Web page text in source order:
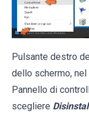
Pulsante destro
dello schermo,
Pannello di
scegliere